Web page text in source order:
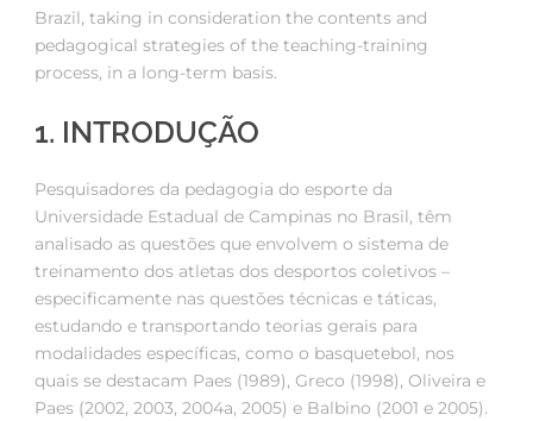
Brazil, taking in consideration the contents and
pedagogical strategies of the teaching-training
process, in a long-term basis.
1. INTRODUÇÃO
Pesquisadores da pedagogia do esporte da
Universidade Estadual de Campinas no Brasil, têm
analisado as questões que envolvem o sistema de
treinamento dos atletas dos desportos coletivos –
especificamente nas questões técnicas e táticas,
estudando e transportando teorias gerais para
modalidades específicas, como o basquetebol, nos
quais se destacam Paes (1989), Greco (1998), Oliveira e
Paes (2002, 2003, 2004a, 2005) e Balbino (2001 e 2005).